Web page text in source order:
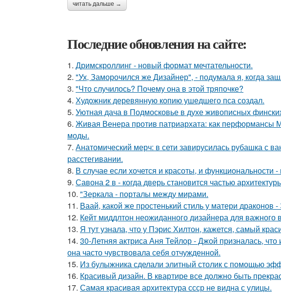
читать дальше →
Последние обновления на сайте:
1. Дримскроллинг - новый формат мечтательности.
2. "Ух, Заморочился же Дизайнер", - подумала я, когда
3. "Что случилось? Почему она в этой тряпочке?
4. Художник деревянную копию ушедшего пса создал.
5. Уютная дача в Подмосковье в духе живописных
6. Живая Венера против патриархата: как перформансы
моды.
7. Анатомический мерч: в сети завирусилась рубашка с
расстегивании.
8. В случае если хочется и красоты, и
9. Савона 2 в - когда дверь становится частью
10. "Зеркала - порталы между мирами.
11. Ваай, какой же простенький стиль у матери драконов
12. Кейт миддлтон неожиданного дизайнера для
13. Я тут узнала, что у Пэрис Хилтон, кажется, самый
14. 30-Летняя актриса Аня Тейлор - Джой призналась,
она часто чувствовала себя отчужденной.
15. Из булыжника сделали элитный столик с помощью
16. Красивый дизайн. В квартире все должно быть
17. Самая красивая архитектура ссср не видна с улицы.